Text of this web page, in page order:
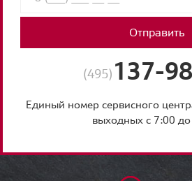
Отправить
(495) 137-
Единый номер сервисного
выходных с 7:00